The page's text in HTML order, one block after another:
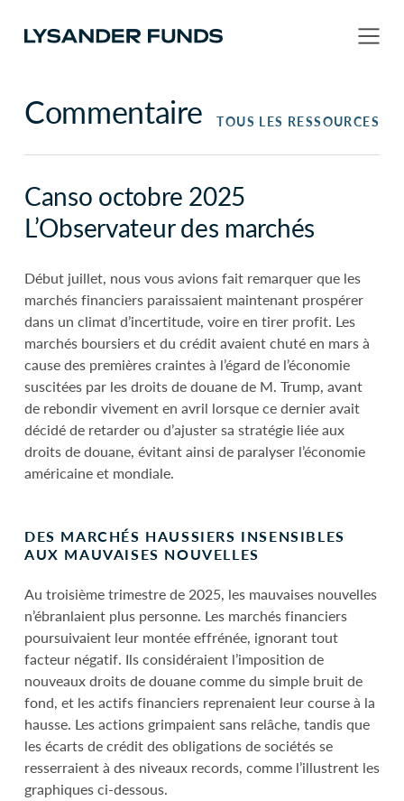
Commentaire TOUS LES RESSOURCES
Canso octobre 2025
L’Observateur des marchés
Début juillet, nous vous avions fait remarquer que les
marchés financiers paraissaient maintenant prospérer
dans un climat d’incertitude, voire en tirer profit. Les
marchés boursiers et du crédit avaient chuté en mars à
cause des premières craintes à l’égard de l’économie
suscitées par les droits de douane de M. Trump, avant
de rebondir vivement en avril lorsque ce dernier avait
décidé de retarder ou d’ajuster sa stratégie liée aux
droits de douane, évitant ainsi de paralyser l’économie
américaine et mondiale.
DES MARCHÉS HAUSSIERS INSENSIBLES
AUX MAUVAISES NOUVELLES
Au troisième trimestre de 2025, les mauvaises nouvelles
n’ébranlaient plus personne. Les marchés financiers
poursuivaient leur montée effrénée, ignorant tout
facteur négatif. Ils considéraient l’imposition de
nouveaux droits de douane comme du simple bruit de
fond, et les actifs financiers reprenaient leur course à la
hausse. Les actions grimpaient sans relâche, tandis que
les écarts de crédit des obligations de sociétés se
resserraient à des niveaux records, comme l’illustrent les
graphiques ci-dessous.